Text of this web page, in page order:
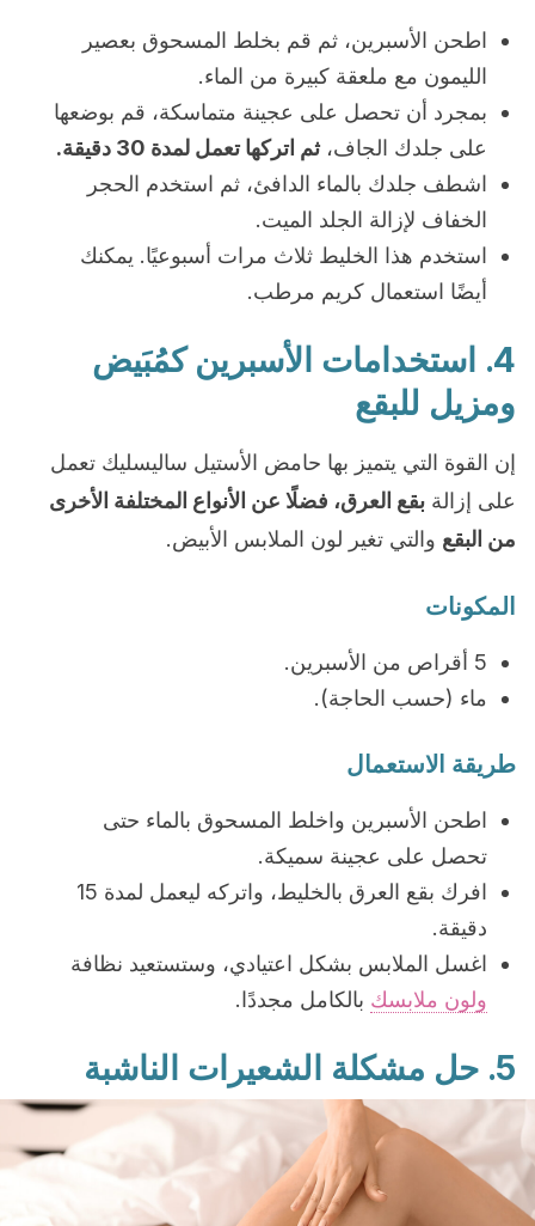
اطحن الأسبرين، ثم قم بخلط المسحوق بعصير
الليمون مع ملعقة كبيرة من الماء.
بمجرد أن تحصل على عجينة متماسكة، قم بوضعها
على جلدك الجاف،ثم اتركها تعمل لمدة 30 دقيقة.
اشطف جلدك بالماء الدافئ، ثم استخدم الحجر
الخفاف لإزالة الجلد الميت.
استخدم هذا الخليط ثلاث مرات أسبوعيًا. يمكنك
أيضًا استعمال كريم مرطب.
4. استخدامات الأسبرين كمُبَيض
ومزيل للبقع
إن القوة التي يتميز بها حامض الأستيل ساليسليك تعمل
على إزالة بقع العرق، فضلًا عن الأنواع المختلفة الأخرى
من البقع والتي تغير لون الملابس الأبيض.
المكونات
5 أقراص من الأسبرين.
ماء (حسب الحاجة).
طريقة الاستعمال
اطحن الأسبرين واخلط المسحوق بالماء حتى
تحصل على عجينة سميكة.
افرك بقع العرق بالخليط، واتركه ليعمل لمدة 15
دقيقة.
اغسل الملابس بشكل اعتيادي، وستستعيد نظافة
ولون ملابسك بالكامل مجددًا.
5. حل مشكلة الشعيرات الناشبة